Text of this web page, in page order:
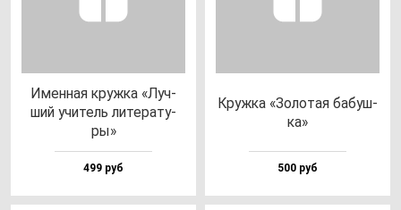
Имен­ная круж­ка «Луч­
ший учи­тель ли­те­ра­ту­
ры»
499 руб
Круж­ка «Золо­тая ба­буш­
ка»
500 руб